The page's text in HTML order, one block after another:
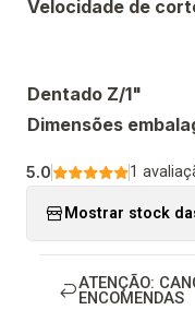
Velocidade de
Dentado Z/1"
Dimensões
5.0 1
Mostrar stock
ATENÇÃO:
ENCOMENDAS